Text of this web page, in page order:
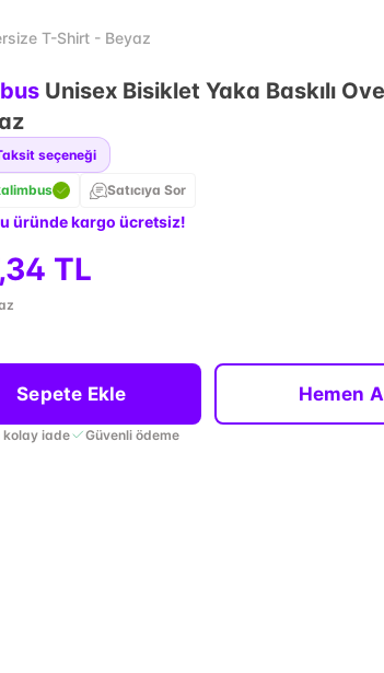
T-Shirt - Beyaz
Unisex Bisiklet Yaka Baskılı
seçeneği
Satıcıya Sor
üründe kargo ücretsiz!
TL
Sepete Ekle Hemen
kolay iade Güvenli ödeme